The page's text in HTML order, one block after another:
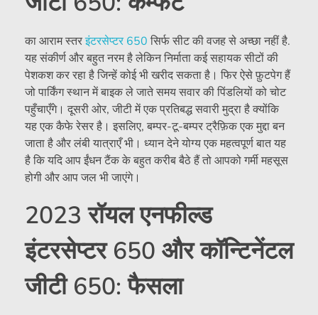
का आराम स्तरइंटरसेप्टर 650 सिर्फ सीट की वजह से अच्छा नहीं है.
यह संकीर्ण और बहुत नरम है लेकिन निर्माता कई सहायक सीटों की
पेशकश कर रहा है जिन्हें कोई भी खरीद सकता है। फिर ऐसे फ़ुटपेग हैं
जो पार्किंग स्थान में बाइक ले जाते समय सवार की पिंडलियों को चोट
पहुँचाएँगे। दूसरी ओर, जीटी में एक प्रतिबद्ध सवारी मुद्रा है क्योंकि
यह एक कैफे रेसर है। इसलिए, बम्पर-टू-बम्पर ट्रैफ़िक एक मुद्दा बन
जाता है और लंबी यात्राएँ भी। ध्यान देने योग्य एक महत्वपूर्ण बात यह
है कि यदि आप ईंधन टैंक के बहुत करीब बैठे हैं तो आपको गर्मी महसूस
होगी और आप जल भी जाएंगे।
2023 रॉयल एनफील्ड
इंटरसेप्टर 650 और कॉन्टिनेंटल
जीटी 650: फैसला